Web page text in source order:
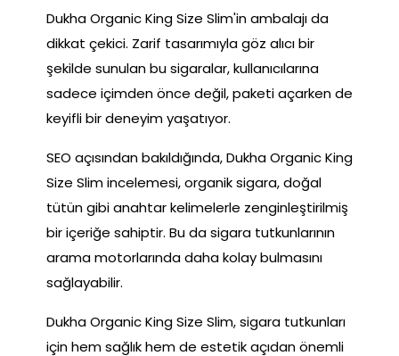
Dukha Organic King Size Slim'in ambalajı da
dikkat çekici. Zarif tasarımıyla göz alıcı bir
şekilde sunulan bu sigaralar, kullanıcılarına
sadece içimden önce değil, paketi açarken de
keyifli bir deneyim yaşatıyor.
SEO açısından bakıldığında, Dukha Organic King
Size Slim incelemesi, organik sigara, doğal
tütün gibi anahtar kelimelerle zenginleştirilmiş
bir içeriğe sahiptir. Bu da sigara tutkunlarının
arama motorlarında daha kolay bulmasını
sağlayabilir.
Dukha Organic King Size Slim, sigara tutkunları
için hem sağlık hem de estetik açıdan önemli